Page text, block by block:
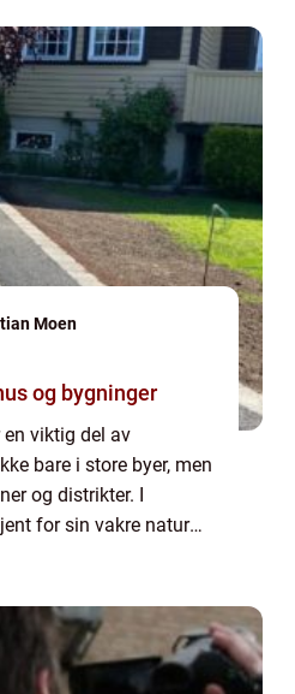
Moen
og bygninger
viktig del av
bare i store byer, men
og distrikter. I
for sin vakre natur